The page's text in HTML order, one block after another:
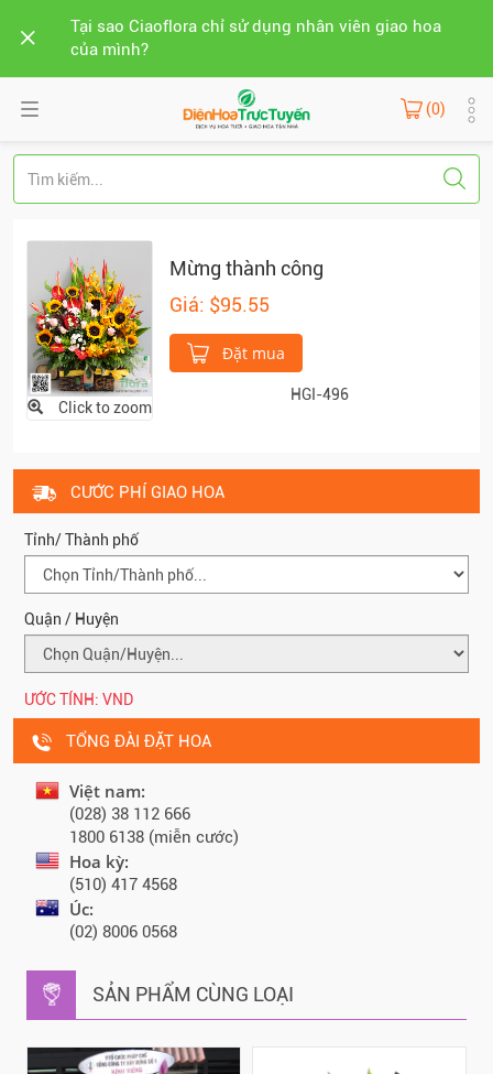
Tại sao Ciaoflora chỉ sử dụng nhân viên giao hoa
của mình?
(0)
Click to zoom
Mừng thành công
Giá: $95.55
Đặt mua
HGI-496
CƯỚC PHÍ GIAO HOA
Tỉnh/ Thành phố
Quận / Huyện
ƯỚC TÍNH: VND
TỔNG ĐÀI ĐẶT HOA
Việt nam:
(028) 38 112 666
1800 6138 (miễn cước)
Hoa kỳ:
(510) 417 4568
Úc:
(02) 8006 0568
SẢN PHẨM CÙNG LOẠI